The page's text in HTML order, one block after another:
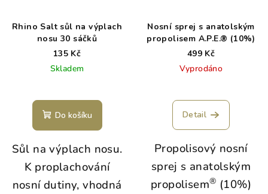
Rhino Salt sůl na výplach
nosu 30 sáčků
135 Kč
Skladem
Do košíku
Sůl na výplach nosu.
K proplachování
nosní dutiny, vhodná
Nosní sprej s anatolským
propolisem A.P.E.® (10%)
499 Kč
Vyprodáno
Detail
Propolisový nosní
sprej s anatolským
propolisem® (10%)